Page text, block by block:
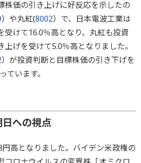
株価の引き上げに好反応を示したの
）や丸紅(8002）で、日本電波工業は
受けて16.0％高となり、丸紅も投資
げを受けて5.0％高となりました。
）が投資判断と目標株価の引き下げを
ています。
への視点
高となりました。バイデン米政権の